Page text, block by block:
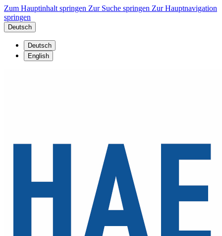
Zum Hauptinhalt springen Zur Suche springen Zur Hauptnavigation
springen
Deutsch
Deutsch
English